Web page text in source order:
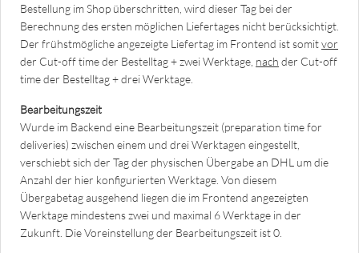
Bestellung im Shop überschritten, wird dieser Tag bei der
Berechnung des ersten möglichen Liefertages nicht berücksichtigt.
Der frühstmögliche angezeigte Liefertag im Frontend ist somitvor
der Cut-off time der Bestelltag + zwei Werktage, nach der Cut-off
time der Bestelltag + drei Werktage.
Bearbeitungszeit
Wurde im Backend eine Bearbeitungszeit (preparation time for
deliveries) zwischen einem und drei Werktagen eingestellt,
verschiebt sich der Tag der physischen Übergabe an DHL um die
Anzahl der hier konfigurierten Werktage. Von diesem
Übergabetag ausgehend liegen die im Frontend angezeigten
Werktage mindestens zwei und maximal 6 Werktage in der
Zukunft. Die Voreinstellung der Bearbeitungszeit ist 0.